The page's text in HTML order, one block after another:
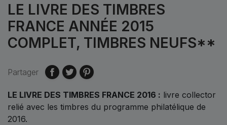
LE LIVRE DES TIMBRES
FRANCE ANNÉE 2015
COMPLET, TIMBRES NEUFS**
Partager
LE LIVRE DES TIMBRES FRANCE 2016 : livre collector
relié avec les timbres du programme philatélique de
2016.